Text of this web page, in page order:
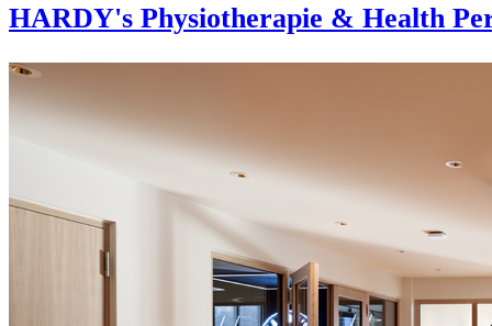
HARDY's Physiotherapie & Health